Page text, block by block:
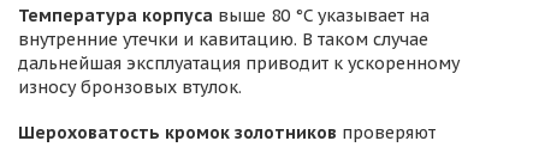
Температура корпуса выше 80 °C указывает на
внутренние утечки и кавитацию. В таком случае
дальнейшая эксплуатация приводит к ускоренному
износу бронзовых втулок.
Шероховатость кромок золотников проверяют